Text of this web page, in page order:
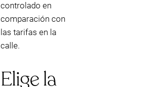
controlado en
comparación con
las tarifas en la
calle.
Elige la